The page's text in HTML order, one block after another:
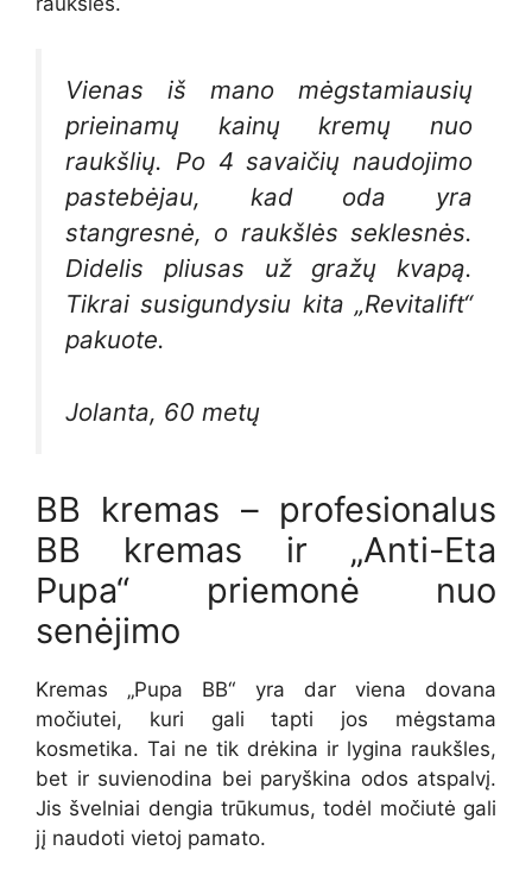
Vienas iš mano mėgstamiausių
prieinamų kainų kremų nuo
raukšlių. Po 4 savaičių naudojimo
pastebėjau, kad oda yra
stangresnė, o raukšlės seklesnės.
Didelis pliusas už gražų kvapą.
Tikrai susigundysiu kita „Revitalift“
pakuote.
Jolanta, 60 metų
BB kremas – profesionalus
BB kremas ir „Anti-Eta
Pupa“ priemonė nuo
senėjimo
Kremas „Pupa BB“ yra dar viena dovana
močiutei, kuri gali tapti jos mėgstama
kosmetika. Tai ne tik drėkina ir lygina raukšles,
bet ir suvienodina bei paryškina odos atspalvį.
Jis švelniai dengia trūkumus, todėl močiutė gali
jį naudoti vietoj pamato.